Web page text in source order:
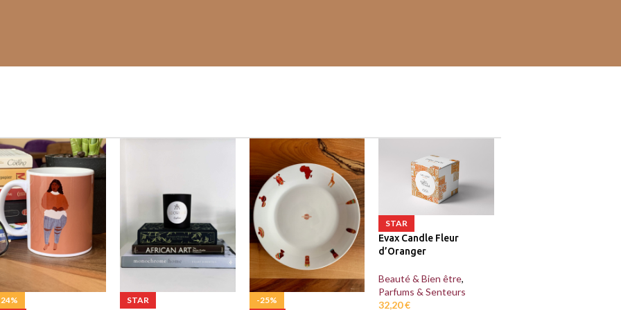
STAR -25%
STAR
Evax Candle Fleur
d’Oranger
Beauté & Bien être,
Parfums & Senteurs
32,20€